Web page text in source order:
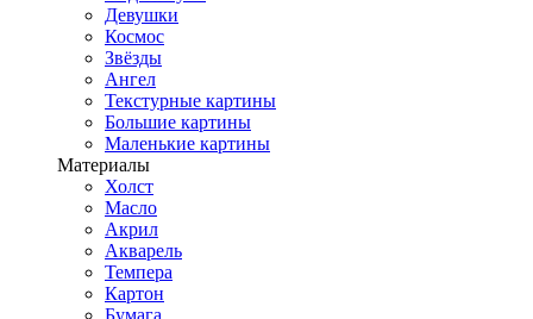
Девушки
Космос
Звёзды
Ангел
Текстурные картины
Большие картины
Маленькие картины
Материалы
Холст
Масло
Акрил
Акварель
Темпера
Картон
Бумага